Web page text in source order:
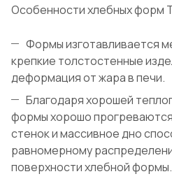
Особенности хлебных форм
Формы изготавливается
крепкие толстостенные
деформация от жара в печи.
Благодаря хорошей
формы хорошо
стенок и массивное дно
равномерному
поверхности хлебной формы.